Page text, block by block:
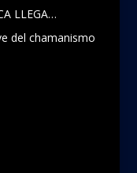
LLEGA…
del chamanismo